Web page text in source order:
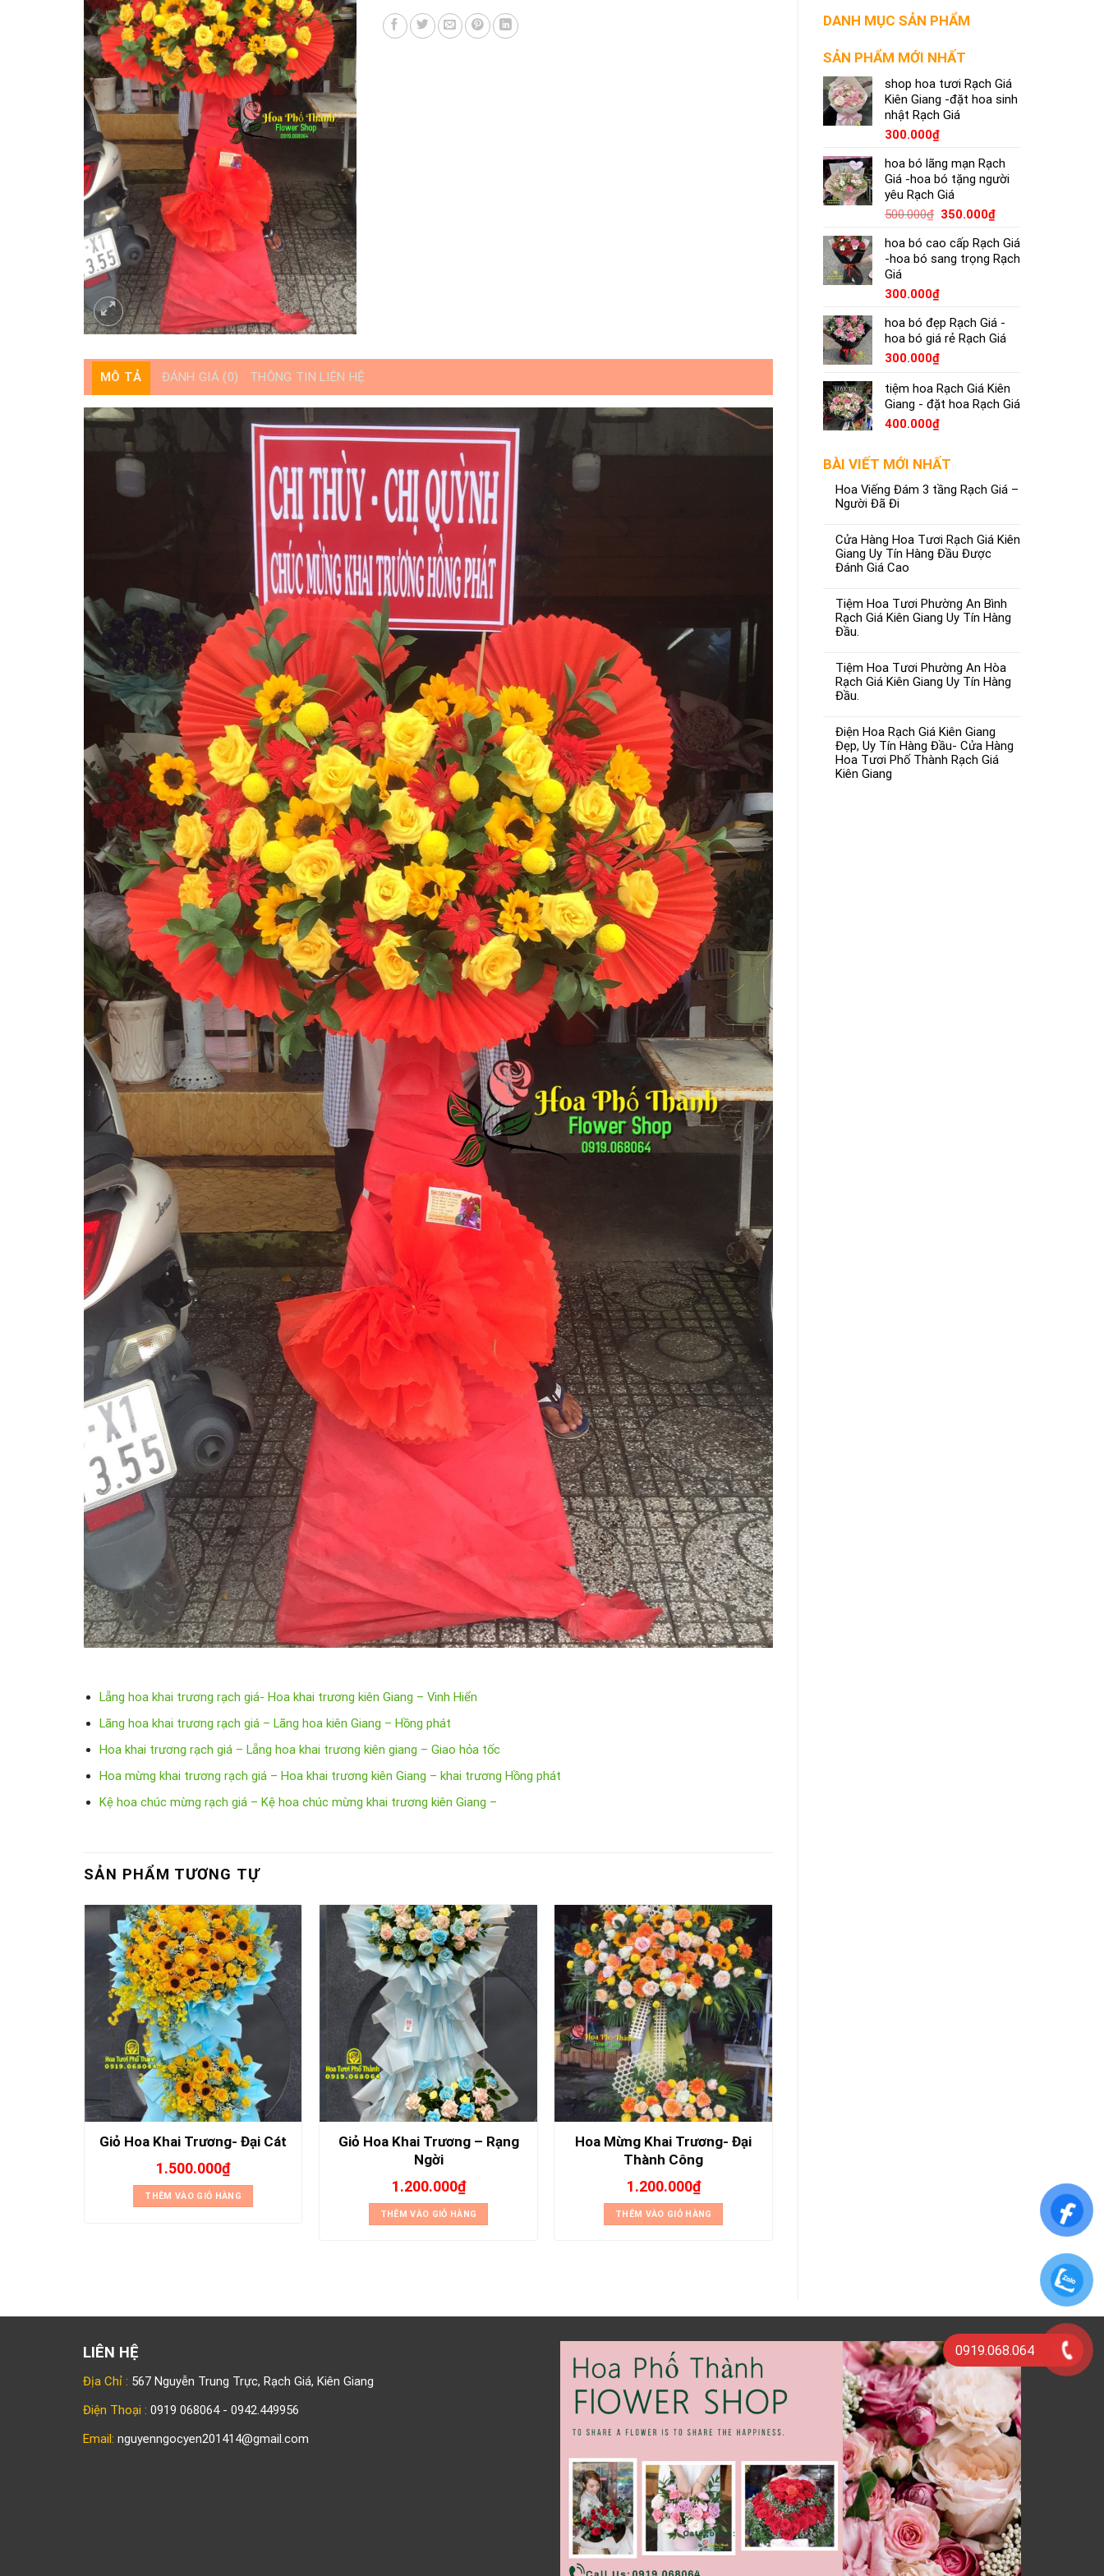
DANH MỤC SẢN PHẨM
SẢN PHẨM MỚI NHẤT
shop hoa tươi Rạch Giá
Kiên Giang -đặt hoa sinh
nhật Rạch Giá
300.000₫
hoa bó lãng mạn Rạch
Giá -hoa bó tặng người
yêu Rạch Giá
500.000₫ 350.000₫
hoa bó cao cấp Rạch Giá
-hoa bó sang trọng Rạch
Giá
300.000₫
hoa bó đẹp Rạch Giá -
hoa bó giá rẻ Rạch Giá
300.000₫
tiệm hoa Rạch Giá Kiên
Giang - đặt hoa Rạch Giá
400.000₫
BÀI VIẾT MỚI NHẤT
Hoa Viếng Đám 3 tầng Rạch Giá –
Người Đã Đi
Cửa Hàng Hoa Tươi Rạch Giá Kiên
Giang Uy Tín Hàng Đầu Được
Đánh Giá Cao
Tiệm Hoa Tươi Phường An Bình
Rạch Giá Kiên Giang Uy Tín Hàng
Đầu.
Tiệm Hoa Tươi Phường An Hòa
Rạch Giá Kiên Giang Uy Tín Hàng
Đầu.
Điện Hoa Rạch Giá Kiên Giang
Đẹp, Uy Tín Hàng Đầu- Cửa Hàng
Hoa Tươi Phố Thành Rạch Giá
Kiên Giang
MÔ TẢ ĐÁNH GIÁ (0) THÔNG TIN LIÊN HỆ
Lẵng hoa khai trương rạch giá- Hoa khai trương kiên Giang – Vinh Hiển
Lãng hoa khai trương rạch giá – Lãng hoa kiên Giang – Hồng phát
Hoa khai trương rạch giá – Lẵng hoa khai trương kiên giang – Giao hỏa tốc
Hoa mừng khai trương rạch giá – Hoa khai trương kiên Giang – khai trương Hồng phát
Kệ hoa chúc mừng rạch giá – Kệ hoa chúc mừng khai trương kiên Giang –
SẢN PHẨM TƯƠNG TỰ
Giỏ Hoa Khai Trương- Đại Cát
1.500.000₫
THÊM VÀO GIỎ HÀNG
Giỏ Hoa Khai Trương – Rạng
Ngời
1.200.000₫
THÊM VÀO GIỎ HÀNG
Hoa Mừng Khai Trương- Đại
Thành Công
1.200.000₫
THÊM VÀO GIỎ HÀNG
LIÊN HỆ
Địa Chỉ : 567 Nguyễn Trung Trực, Rạch Giá, Kiên Giang
Điện Thoại : 0919 068064 - 0942.449956
Email: nguyenngocyen201414@gmail.com
0919.068.064